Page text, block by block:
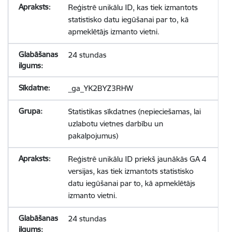
Reģistrē unikālu ID, kas tiek izmantots
statistisko datu iegūšanai par to, kā
apmeklētājs izmanto vietni.
24 stundas
_ga_YK2BYZ3RHW
Statistikas sīkdatnes (nepieciešamas, lai
uzlabotu vietnes darbību un
pakalpojumus)
Reģistrē unikālu ID priekš jaunākās GA 4
versijas, kas tiek izmantots statistisko
datu iegūšanai par to, kā apmeklētājs
izmanto vietni.
24 stundas